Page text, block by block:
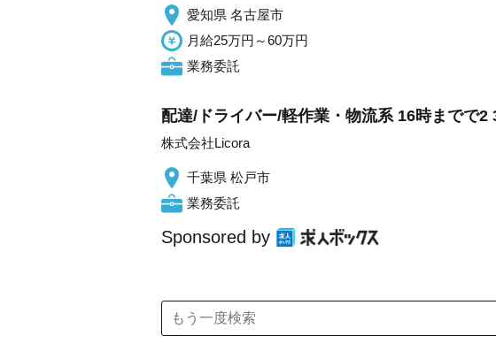
愛知県 名古屋市
月給25万円～60万円
業務委託
配達/ドライバー/軽作業・物流系 16時までで
株式会社Licora
千葉県 松戸市
業務委託
Sponsored by